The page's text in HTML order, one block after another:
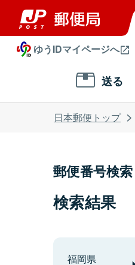
ゆうIDマイページへ
送る
日本郵便トップ
郵便番号検索
検索結果
福岡県